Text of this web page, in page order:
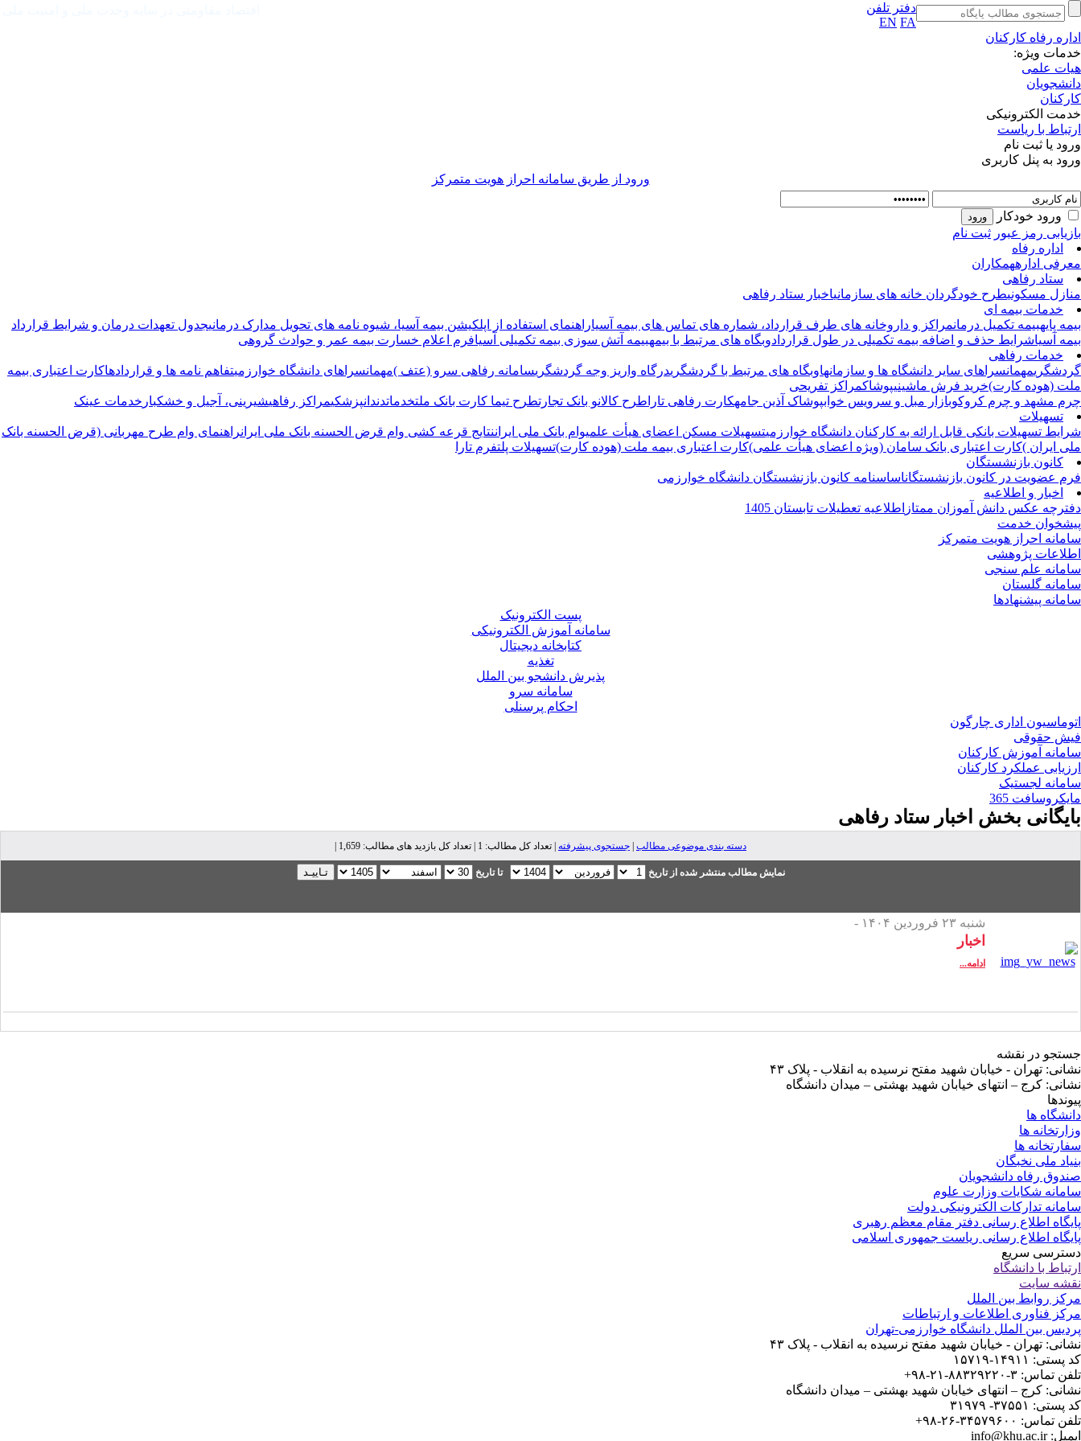
دفتر تلفن
EN FA
اداره رفاه کارکنان
خدمات ویژه:
هیات علمی
دانشجویان
کارکنان
خدمت الکترونیکی
ارتباط با ریاست
ورود یا ثبت نام
ورود به پنل کاربری
ورود از طريق سامانه احراز هويت متمركز
ورود خودکار
بازیابی رمز عبور ثبت نام
اداره رفاه
معرفی ادارههمکاران
ستاد رفاهی
منازل مسکونیطرح خودگردان خانه های سازمانیاخبار ستاد رفاهی
خدمات بیمه ای
بیمه پایهبیمه تکمیل درمانمراکز و داروخانه های طرف قرارداد، شماره های تماس های بیمه آسیاراهنمای استفاده از اپلکیشن بیمه آسیا، شیوه نامه های تحویل مدارک درمانیجدول تعهدات درمان و شرایط قرارداد
بیمه آسیاشرایط حذف و اضافه بیمه تکمیلی در طول قراردادوبگاه های مرتبط با بیمهبیمه آتش سوزی بیمه تکمیلی آسیافرم اعلام خسارت بیمه عمر و حوادث گروهی
خدمات رفاهی
گردشگریمهمانسراهای سایر دانشگاه ها و سازمانهاوبگاه های مرتبط با گردشگریدرگاه واریز وجه گردشگریسامانه رفاهی سرو (عتف )مهمانسراهای دانشگاه خوارزمیتفاهم نامه ها و قراردادهاکارت اعتباری بیمه
ملت (هوده کارت)خرید فرش ماشینیپوشاکمراکز تفریحی
چرم مشهد و چرم کروکوبازار مبل و سرویس خوابپوشاک آذین جامهکارت رفاهی تارا طرح کالانو بانک تجارتطرح تیما کارت بانک ملتخدماتدندانپزشکیمراکز رفاهیشیرینی، آجیل و خشکبار خدمات عینک
تسهیلات
شرایط تسهیلات بانکی قابل ارائه به کارکنان دانشگاه خوارزمیتسهیلات مسکن اعضای هیأت علمیوام بانک ملی ایراننتایج قرعه کشی وام قرض الحسنه بانک ملی ایرانراهنمای وام طرح مهربانی (قرض الحسنه بانک
ملی ایران )کارت اعتباری بانک سامان (ویژه اعضای هیأت علمی)کارت اعتباری بیمه ملت (هوده کارت)تسهیلات پلتفرم تارا
کانون بازنشستگان
فرم عضویت در کانون بازنشستگاناساسنامه کانون بازنشستگان دانشگاه خوارزمی
اخبار و اطلاعیه
دفترچه عکس دانش آموزان ممتاز اطلاعیه تعطیلات تابستان 1405
پیشخوان خدمت
سامانه احراز هویت متمرکز
اطلاعات پژوهشی
سامانه علم سنجی
سامانه گلستان
سامانه پیشنهادها
پست الکترونیک
سامانه آموزش الکترونیکی
کتابخانه دیجیتال
تغذیه
پذیرش دانشجو بین الملل
سامانه سرو
احکام پرسنلی
اتوماسیون اداری چارگون
فیش حقوقی
سامانه آموزش کارکنان
ارزیابی عملکرد کارکنان
سامانه لجستیک
مایکروسافت 365
بایگانی بخش اخبار ستاد رفاهی
دسته بندی موضوعی مطالب جستجوی پیشرفته | تعداد کل مطالب: 1 | تعداد کل بازدید های مطالب: 1,659 |
نمایش مطالب منتشر شده از تاریخ تا تاریخ
شنبه ۲۳ فروردین ۱۴۰۴ -
اخبار
ادامه...
جستجو در نقشه
نشانی: تهران - خیابان شهید مفتح نرسیده به انقلاب - پلاک ۴۳
نشانی: کرج – انتهای خیابان شهید بهشتی – میدان دانشگاه
پیوندها
دانشگاه ها
وزارتخانه ها
سفارتخانه ها
بنیاد ملی نخبگان
صندوق رفاه دانشجویان
سامانه شکایات وزارت علوم
سامانه تدارکات الکترونیکی دولت
پایگاه اطلاع رسانی دفتر مقام معظم رهبری
پایگاه اطلاع رسانی ریاست جمهوری اسلامی
دسترسی سریع
ارتباط با دانشگاه
نقشه سایت
مرکز روابط بین الملل
مرکز فناوری اطلاعات و ارتباطات
پردیس بین الملل دانشگاه خوارزمی-تهران
نشانی: تهران - خیابان شهید مفتح نرسیده به انقلاب - پلاک ۴۳
کد پستی: ۱۴۹۱۱-۱۵۷۱۹
تلفن تماس: ۳-۸۸۳۲۹۲۲۰-۲۱-۹۸+
نشانی: کرج – انتهای خیابان شهید بهشتی – میدان دانشگاه
کد پستی: ۳۷۵۵۱- ۳۱۹۷۹
تلفن تماس: ۳۴۵۷۹۶۰۰-۲۶-۹۸+
ایمیل: info@khu.ac.ir